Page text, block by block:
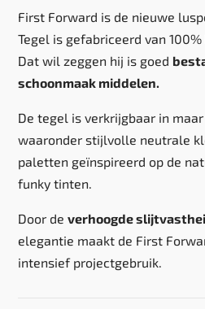
First Forward is de nieuwe
Tegel is gefabriceerd van
Dat wil zeggen hij is goed
schoonmaak middelen.
De tegel is verkrijgbaar in
waaronder stijlvolle neutrale
paletten geïnspireerd op de
funky tinten.
Door deverhoogde
elegantie maakt de First
intensief projectgebruik.